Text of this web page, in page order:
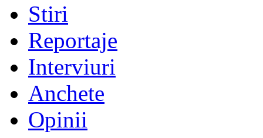
Stiri
Reportaje
Interviuri
Anchete
Opinii